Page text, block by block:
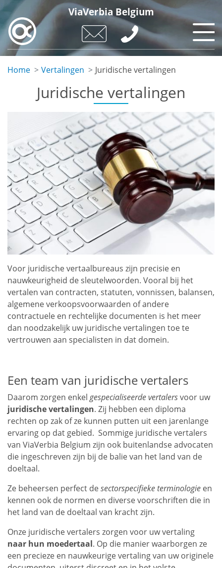
Skip
main
content
ViaVerbia Belgium
Home Vertalingen Juridische vertalingen
Juridische vertalingen
Voor juridische vertaalbureaus zijn precisie en
nauwkeurigheid de sleutelwoorden. Vooral bij het
vertalen van contracten, statuten, vonnissen, balansen,
algemene verkoopsvoorwaarden of andere
contractuele en rechtelijke documenten is het meer
dan noodzakelijk uw juridische vertalingen toe te
vertrouwen aan specialisten in dat domein.
Een team van juridische vertalers
Daarom zorgen enkel gespecialiseerde vertalersvoor uw
juridische vertalingen. Zij hebben een diploma
rechten op zak of ze kunnen putten uit een jarenlange
ervaring op dat gebied. Sommige juridische vertalers
van ViaVerbia Belgium zijn ook buitenlandse advocaten
die ingeschreven zijn bij de balie van het land van de
doeltaal.
Ze beheersen perfect desectorspecifieke terminologie en
kennen ook de normen en diverse voorschriften die in
het land van de doeltaal van kracht zijn.
Onze juridische vertalers zorgen voor uw vertaling
naar hun moedertaal. Op die manier waarborgen ze
een precieze en nauwkeurige vertaling van uw originele